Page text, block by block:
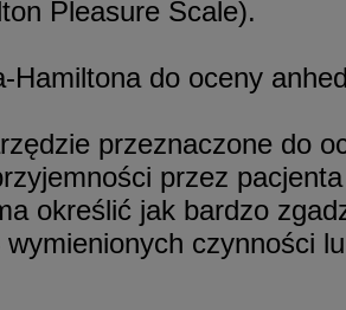
Pleasure Scale).
Hamiltona do oceny
przeznaczone do
przez
określić jak bardzo
czynności